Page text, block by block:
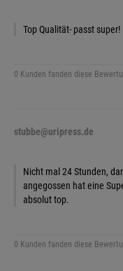
Top Qualität- passt super!
0 Kunden fanden diese
stubbe@uripress.de
Nicht mal 24 Stunden,
angegossen hat eine
absolut top.
0 Kunden fanden diese